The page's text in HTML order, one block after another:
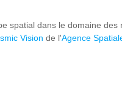
spatial dans le domaine des
Vision de l'Agence